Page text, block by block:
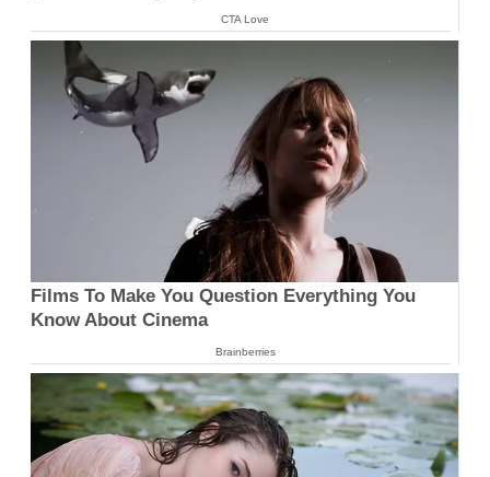
CTA Love
Films To Make You Question Everything You
Know About Cinema
Brainberries